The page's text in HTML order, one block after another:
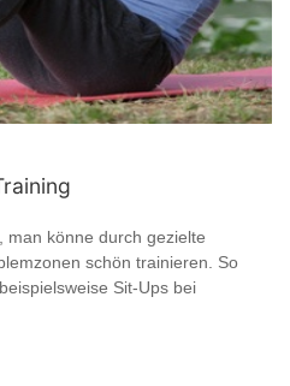
man könne durch gezielte
schön trainieren. So
Sit-Ups bei